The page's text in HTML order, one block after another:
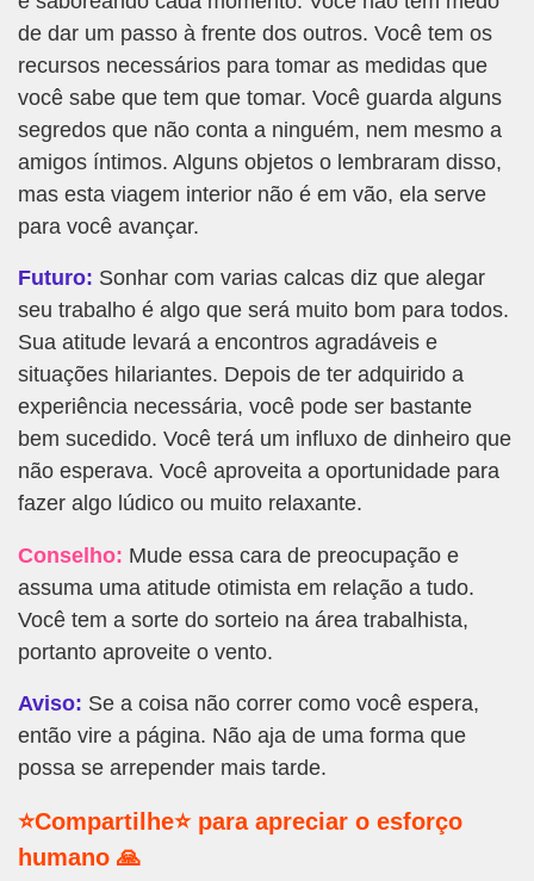
de dar um passo à frente dos outros. Você tem os
recursos necessários para tomar as medidas que
você sabe que tem que tomar. Você guarda alguns
segredos que não conta a ninguém, nem mesmo a
amigos íntimos. Alguns objetos o lembraram disso,
mas esta viagem interior não é em vão, ela serve
para você avançar.
Futuro: Sonhar com varias calcas diz que alegar
seu trabalho é algo que será muito bom para todos.
Sua atitude levará a encontros agradáveis e
situações hilariantes. Depois de ter adquirido a
experiência necessária, você pode ser bastante
bem sucedido. Você terá um influxo de dinheiro que
não esperava. Você aproveita a oportunidade para
fazer algo lúdico ou muito relaxante.
Conselho: Mude essa cara de preocupação e
assuma uma atitude otimista em relação a tudo.
Você tem a sorte do sorteio na área trabalhista,
portanto aproveite o vento.
Aviso: Se a coisa não correr como você espera,
então vire a página. Não aja de uma forma que
possa se arrepender mais tarde.
⭐Compartilhe⭐ para apreciar o esforço
humano 🙏